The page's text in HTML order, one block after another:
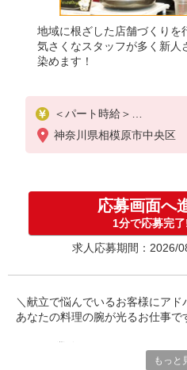
地域に根ざした店舗づくりを
気さくなスタッフが多く新人
染めます！
＜パート時給＞
時給1,320円〜1,570円（
時給1320円〜
★日・祝＋100円
※アルバイトさんの時給
神奈川県相模原市中央区
応募画面へ
1分で応募完
求人応募期間：2026/
＼献立で悩んでいるお客様にアド
あなたの料理の腕が光るお仕事で
もっと